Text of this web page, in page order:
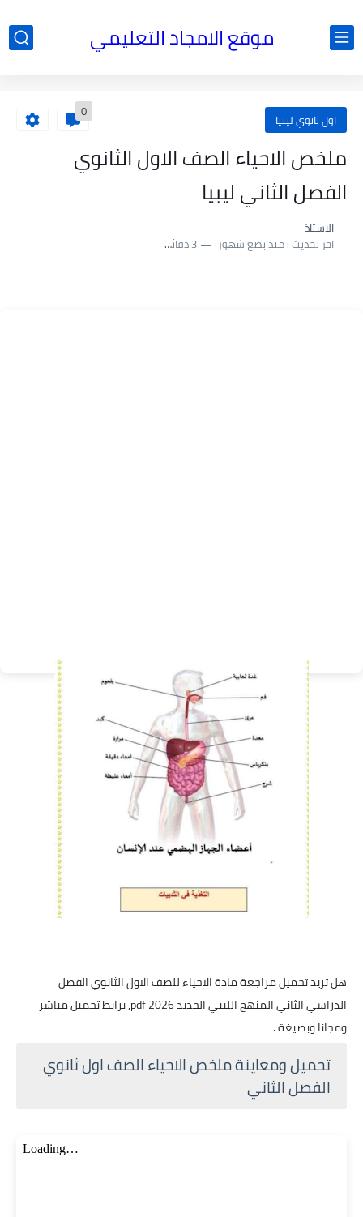
موقع الامجاد التعليمي
اول ثانوي ليبيا 0
ملخص الاحياء الصف الاول الثانوي
الفصل الثاني ليبيا
الاستاذ
اخر تحديث :منذ بضع شهور 3 دقائق للقراءة
هل تريد تحميل مراجعة مادة الاحياء للصف الاول الثانوي الفصل
الدراسي الثاني المنهج الليبي الجديد 2026 pdf, برابط تحميل مباشر
ومجانا وبصيغة .
تحميل ومعاينة ملخص الاحياء الصف اول ثانوي
الفصل الثاني